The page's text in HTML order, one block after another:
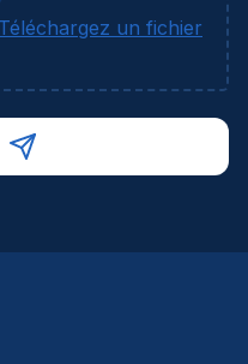
met moderne tools
waarin
centraal staan.Een
om
in te zetten bij een
vragen over deze
duur van één
tijdens de eerste
en
in de regio
Téléchargez un fichier